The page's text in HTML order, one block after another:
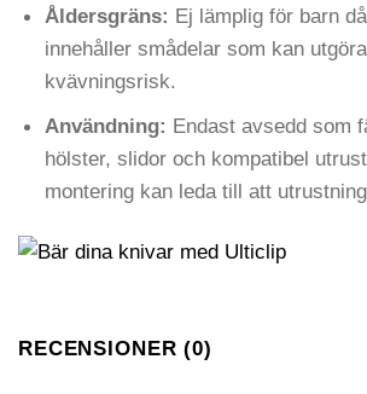
Åldersgräns: Ej lämplig för barn
innehåller smådelar som kan
kvävningsrisk.
Användning: Endast avsedd som
hölster, slidor och kompatibel
montering kan leda till att
RECENSIONER (0)